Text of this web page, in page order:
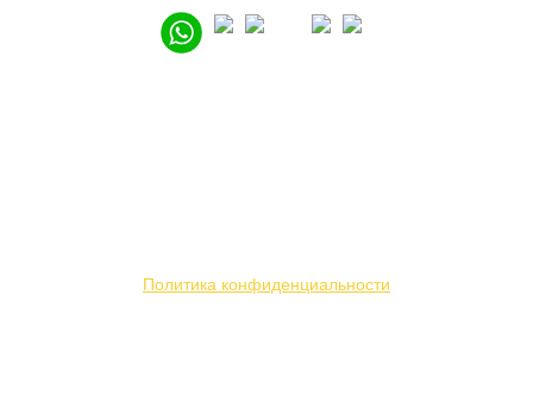
Политика конфиденциальности